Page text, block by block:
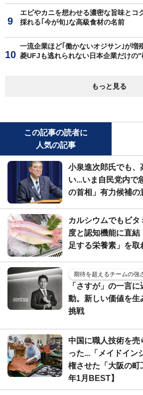
エビやカニを想わせる濃密な旨味と
採れる｢今が旬｣な高級食材の名前
一流企業ほど｢働かないオジサン｣が
菱UFJも逃れられない日本企業だけの
もっと見る
この記事の読者に
人気の記事
小泉進次郎氏でも、
い...いま自民党内で
の首相」有力候補の
カルシウムでもビ
度と認知機能に直
足する栄養素」を取
期待を超えるチームの強
「さすが」の一言
動。新しい価値を生
挑戦
中国に職人技術を売
った...「メイドイン
権させた「大阪の
年1月BEST】